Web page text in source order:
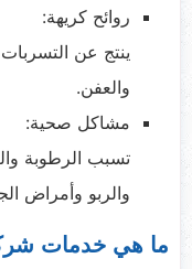
روائح كريهة:
ينتج عن التسربات
والعفن.
مشاكل صحية:
تسبب الرطوبة
والربو وأمراض
ما هي خدمات